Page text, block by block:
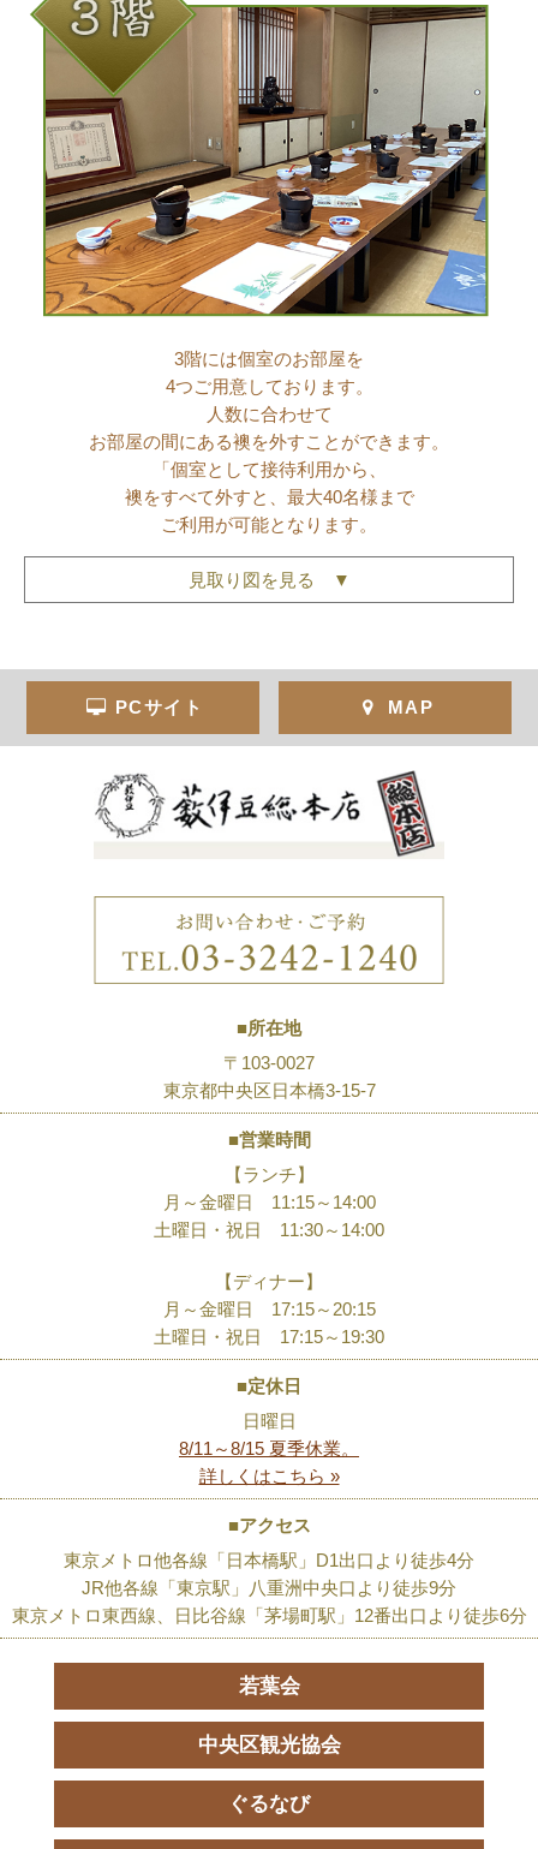
3階には個室のお部屋を
4つご用意しております。
人数に合わせて
お部屋の間にある襖を外すことができます。
「個室として接待利用から、
襖をすべて外すと、最大40名様まで
ご利用が可能となります。
見取り図を見る ▼
PCサイト MAP
■所在地
〒103-0027
東京都中央区日本橋3-15-7
■営業時間
【ランチ】
月～金曜日 11:15～14:00
土曜日・祝日 11:30～14:00
【ディナー】
月～金曜日 17:15～20:15
土曜日・祝日 17:15～19:30
■定休日
日曜日
8/11～8/15 夏季休業。
詳しくはこちら »
■アクセス
東京メトロ他各線「日本橋駅」D1出口より徒歩4分
JR他各線「東京駅」八重洲中央口より徒歩9分
東京メトロ東西線、日比谷線「茅場町駅」12番出口より徒歩6分
若葉会
中央区観光協会
ぐるなび